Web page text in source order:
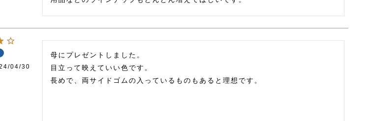
04/30
母にプレゼントしました。
目立って映えていい色です。
長めで、両サイドゴムの入っているものもあると理想です。